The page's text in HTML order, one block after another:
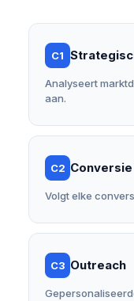
C1
Analyseert
aan.
C2
Volgt elke
C3 Outreach